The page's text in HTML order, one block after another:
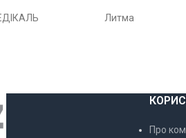
Про